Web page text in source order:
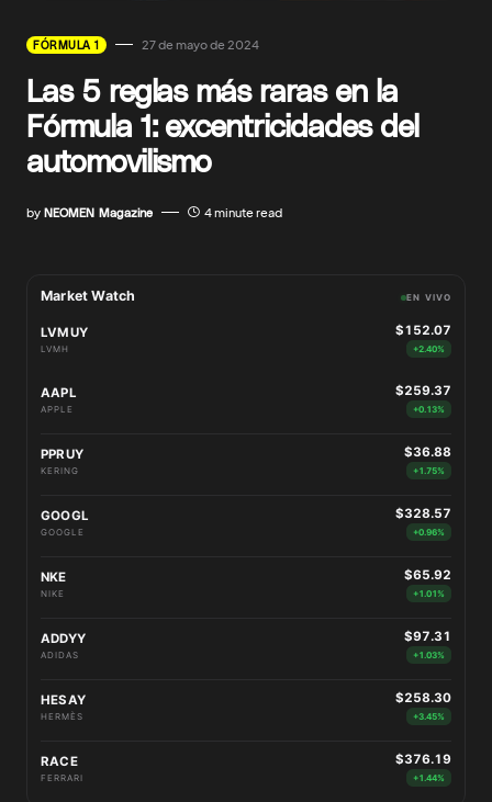
FÓRMULA 1 27 de mayo de 2024
Las 5 reglas más raras en la
Fórmula 1: excentricidades del
automovilismo
by NEOMEN Magazine 4 minute read
Market Watch EN VIVO
LVMUY
LVMH
$152.07
+2.40%
AAPL
APPLE
$259.37
+0.13%
PPRUY
KERING
$36.88
+1.75%
GOOGL
GOOGLE
$328.57
+0.96%
NKE
NIKE
$65.92
+1.01%
ADDYY
ADIDAS
$97.31
+1.03%
HESAY
HERMÈS
$258.30
+3.45%
RACE
FERRARI
$376.19
+1.44%